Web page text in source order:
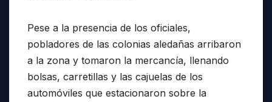
Pese a la presencia de los oficiales,
pobladores de las colonias aledañas arribaron
a la zona y tomaron la mercancía, llenando
bolsas, carretillas y las cajuelas de los
automóviles que estacionaron sobre la